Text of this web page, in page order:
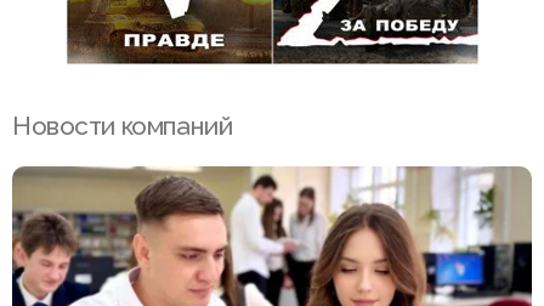
Новости компаний